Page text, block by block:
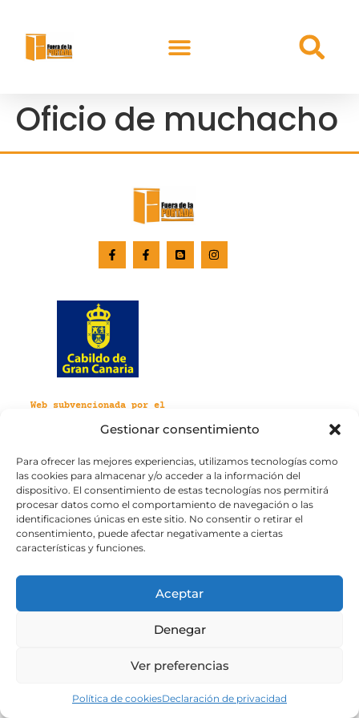
Gestionar consentimiento
Para ofrecer las mejores experiencias, utilizamos tecnologías como
las cookies para almacenar y/o acceder a la información del
dispositivo. El consentimiento de estas tecnologías nos permitirá
procesar datos como el comportamiento de navegación o las
identificaciones únicas en este sitio. No consentir o retirar el
consentimiento, puede afectar negativamente a ciertas
características y funciones.
Aceptar
Denegar
Ver preferencias
Política de cookiesDeclaración de privacidad
Oficio de muchacho
Web subvencionada por el
Aviso legalPolítica de privacidad
Política de cookies
Portal de transparenciaAccesibilidad